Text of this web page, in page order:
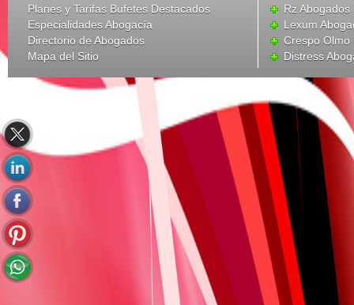
Planes y Tarifas Bufetes Destacados
Especialidades Abogacía
Directorio de Abogados
Mapa del Sitio
Rz Abogados
Lexum
Crespo Olmo
Distress